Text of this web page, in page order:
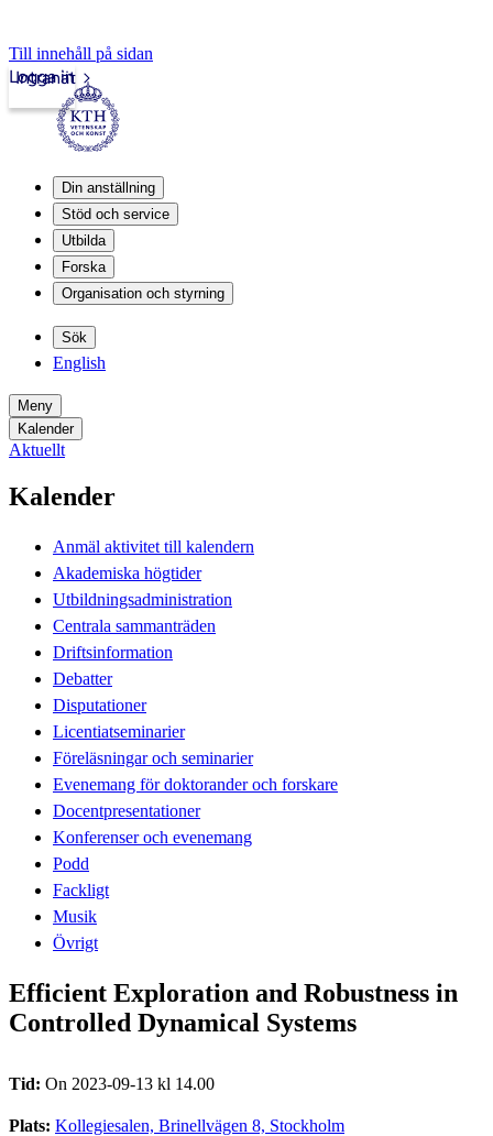
Till innehåll på sidan
Intranät
Logga in
Din anställning
Stöd och service
Utbilda
Forska
Organisation och styrning
Sök
English
Meny
Kalender
Aktuellt
Kalender
Anmäl aktivitet till kalendern
Akademiska högtider
Utbildningsadministration
Centrala sammanträden
Driftsinformation
Debatter
Disputationer
Licentiatseminarier
Föreläsningar och seminarier
Evenemang för doktorander och forskare
Docentpresentationer
Konferenser och evenemang
Podd
Fackligt
Musik
Övrigt
Efficient Exploration and Robustness in
Controlled Dynamical Systems
Tid: On 2023-09-13 kl 14.00
Plats: Kollegiesalen, Brinellvägen 8, Stockholm